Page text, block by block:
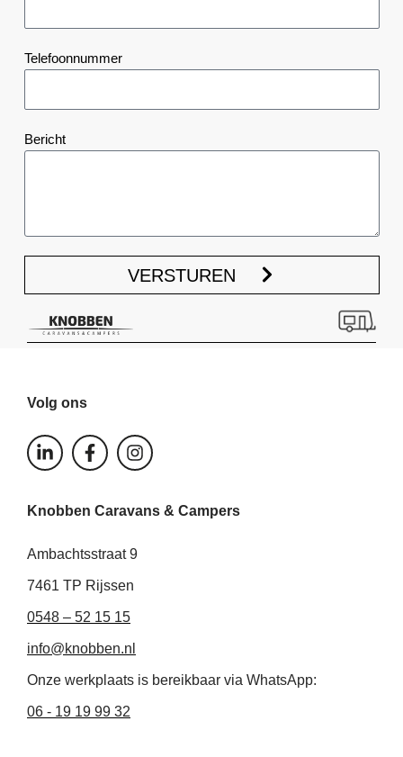
Telefoonnummer
Bericht
VERSTUREN
Volg ons
L
i
e
i
-
n
F
a
b
o
-
I
n
a
r
Knobben Caravans & Campers
Ambachtsstraat 9
7461 TP Rijssen
0548 – 52 15 15
info@knobben.nl
Onze werkplaats is bereikbaar via WhatsApp:
06 - 19 19 99 32